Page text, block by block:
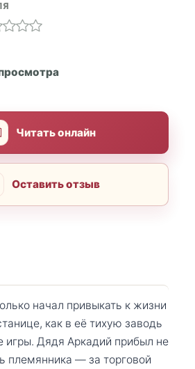
Читать онлайн
Оставить отзыв
начал привыкать к жизни
как в её тихую заводь
игры. Дядя Аркадий прибыл не
племянника — за торговой